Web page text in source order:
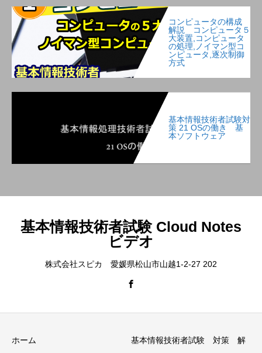
コンピュータの構成
解説 コンピュータ５
大装置,コンピュータ
の処理,ノイマン型コ
ンピュータ,逐次制御
方式
基本情報技術者試験対
策 21 OSの働き 基
本ソフトウェア
基本情報技術者試験 Cloud Notes
ビデオ
株式会社スピカ 愛媛県松山市山越1-2-27 202
ホーム 基本情報技術者試験 対策 解